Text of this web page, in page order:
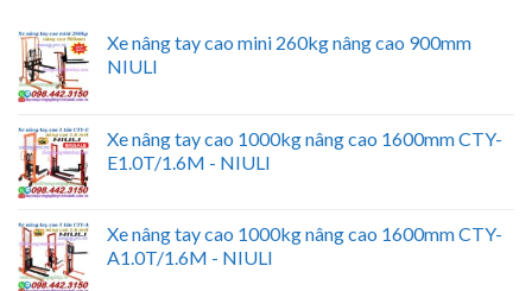
Xe nâng tay cao mini 260kg nâng cao 900mm
NIULI
Xe nâng tay cao 1000kg nâng cao 1600mm CTY-
E1.0T/1.6M - NIULI
Xe nâng tay cao 1000kg nâng cao 1600mm CTY-
A1.0T/1.6M - NIULI